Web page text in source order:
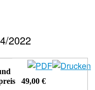
2022
49,00 €